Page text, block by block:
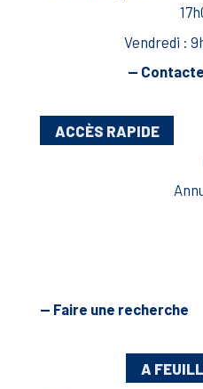
Vendredi :
—
ACCÈS RAPIDE
— Faire une recherche
A